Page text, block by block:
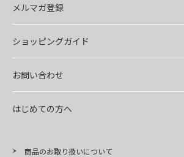
メルマガ登録
ショッピングガイド
お問い合わせ
はじめての方へ
商品のお取り扱いについて